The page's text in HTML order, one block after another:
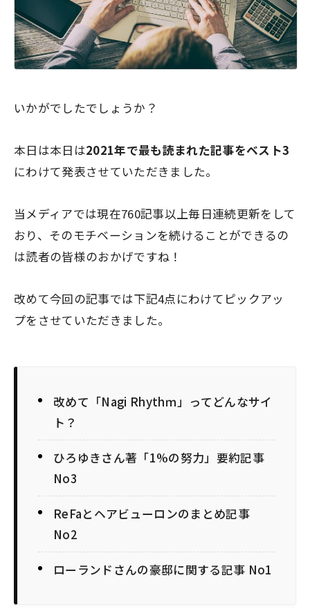
いかがでしたでしょうか？
本日は本日は2021年で最も読まれた記事をベスト3
にわけて発表させていただきました。
当メディアでは現在760記事以上毎日連続更新をして
おり、そのモチベーションを続けることができるの
は読者の皆様のおかげですね！
改めて今回の記事では下記4点にわけてピックアッ
プをさせていただきました。
改めて「Nagi Rhythｍ」ってどんなサイ
ト？
ひろゆきさん著「1%の努力」要約記事
No3
ReFaとヘアビューロンのまとめ記事
No2
ローランドさんの豪邸に関する記事 No1